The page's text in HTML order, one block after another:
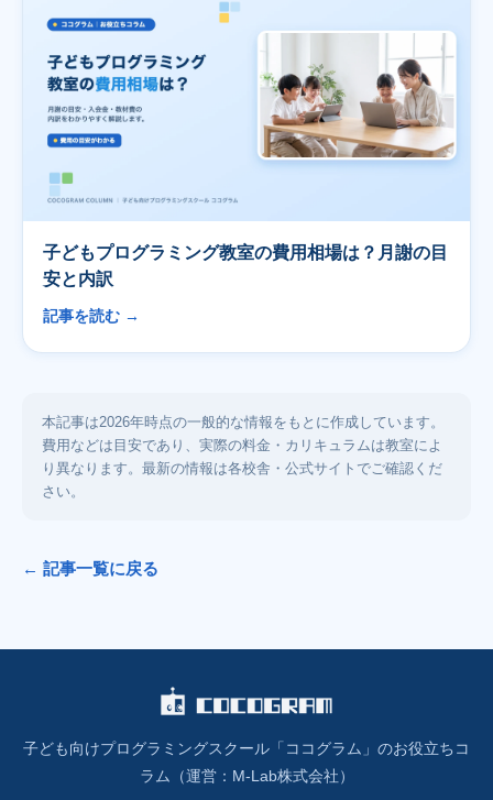
子どもプログラミング教室の費用相場は？月謝の目
安と内訳
記事を読む →
本記事は2026年時点の一般的な情報をもとに作成しています。
費用などは目安であり、実際の料金・カリキュラムは教室によ
り異なります。最新の情報は各校舎・公式サイトでご確認くだ
さい。
← 記事一覧に戻る
子ども向けプログラミングスクール「ココグラム」のお役立ちコ
ラム（運営：M-Lab株式会社）